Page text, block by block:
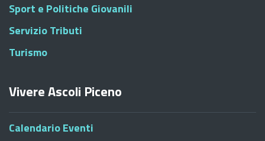
Sport e Politiche Giovanili
Servizio Tributi
Turismo
Vivere Ascoli Piceno
Calendario Eventi